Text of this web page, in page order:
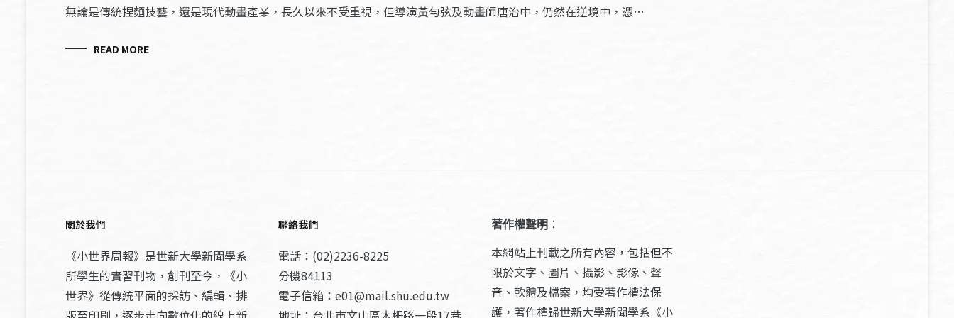
無論是傳統捏麵技藝，還是現代動畫產業，長久以來不受重視，但導演黃勻弦及動畫師唐治中，仍然在逆境中，憑…
READ MORE
關於我們
《小世界周報》是世新大學新聞學系
所學生的實習刊物，創刊至今，《小
世界》從傳統平面的採訪、編輯、排
聯絡我們
電話：(02)2236-8225
分機84113
電子信箱：e01@mail.shu.edu.tw
著作權聲明 ：
本網站上刊載之所有內容，包括但不
限於文字、圖片、攝影、影像、聲
音、軟體及檔案，均受著作權法保
護，著作權歸世新大學新聞學系《小